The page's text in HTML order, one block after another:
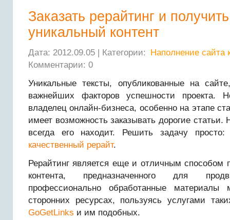
Заказать рерайтинг и
уникальный контент
Дата: 2012.09.05 | Категории:
Наполнение сайта
Комментарии: 0
Уникальные тексты, опубликованные на
важнейших факторов успешности проекта.
владелец онлайн-бизнеса, особенно на этапе
имеет возможность заказывать дорогие
всегда его находит. Решить задачу
качественный рерайт.
Рерайтинг является еще и отличным способом
контента, предназначенного для
профессионально обработанные
сторонних ресурсах, пользуясь услугами
GoGetLinks и им подобных.